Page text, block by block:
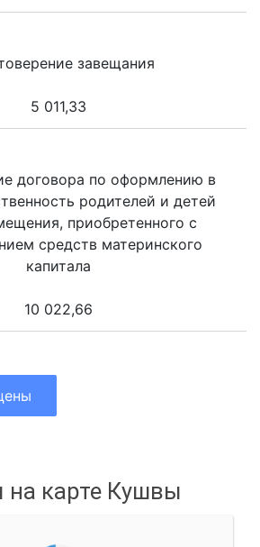
завещания
5 011,33
договора по оформлению в
родителей и детей
приобретенного с
средств материнского
капитала
10 022,66
на карте Кушвы